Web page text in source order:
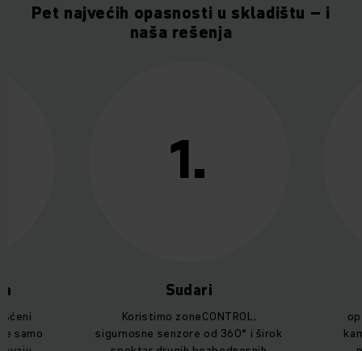
Pet najvećih opasnosti u skladištu – i
naša rešenja
1.
Sudari
Koristimo zoneCONTROL,
sigurnosne senzore od 360° i širok
samo